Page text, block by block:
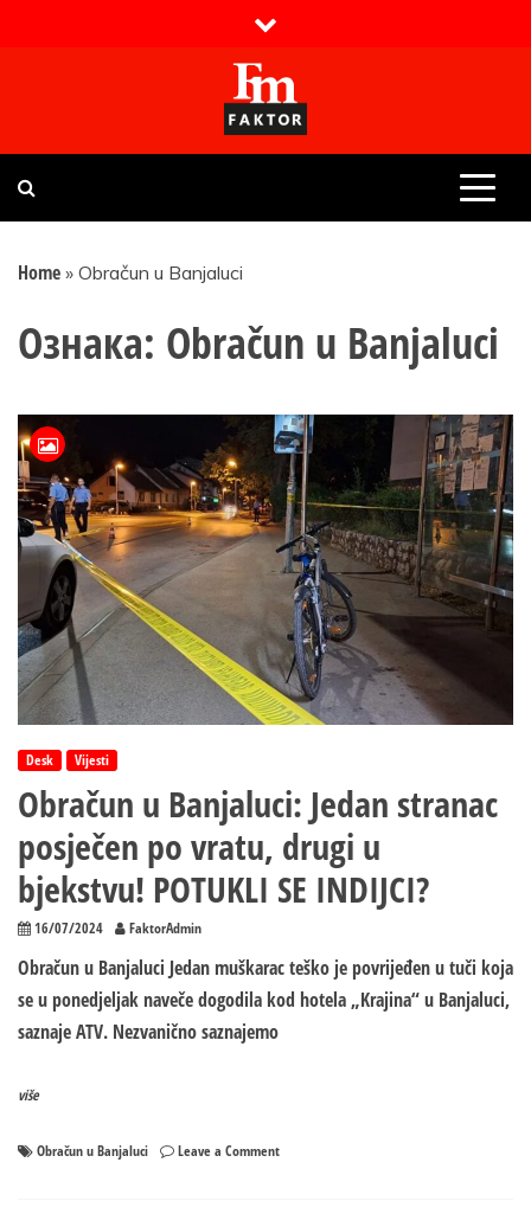
Faktor magazin
Uvijek presudan
Home » Obračun u Banjaluci
Ознака: Obračun u Banjaluci
Desk Vijesti
Obračun u Banjaluci: Jedan stranac
posječen po vratu, drugi u
bjekstvu! POTUKLI SE INDIJCI?
16/07/2024 FaktorAdmin
Obračun u Banjaluci Jedan muškarac teško je povrijeđen u tuči koja
se u ponedjeljak naveče dogodila kod hotela „Krajina“ u Banjaluci,
saznaje ATV. Nezvanično saznajemo
više
Obračun u Banjaluci Leave a Commenton